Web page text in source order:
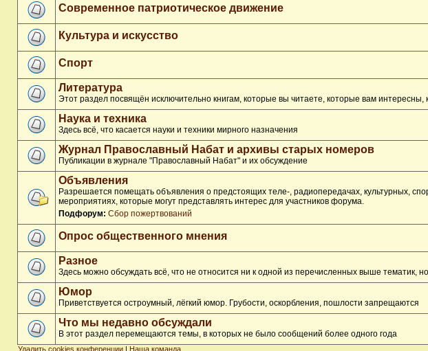
Современное патриотическое движение
Культура и искусство
Спорт
Литература
Этот раздел посвящён исключительно книгам, которые вы читаете, которые вам
Наука и техника
Здесь всё, что касается науки и техники мирного назначения
Журнал Православный Набат и архивы старых номеров
Публикации в журнале "Православный Набат" и их обсуждение
Объявления
Разрешается помещать объявления о предстоящих теле-, радиопередачах, культурных,
мероприятиях, которые могут представлять интерес для участников форума.
Подфорум: Сбор пожертвований
Опрос общественного мнения
Разное
Здесь можно обсуждать всё, что не относится ни к одной из перечисленных выше тематик,
Юмор
Приветствуется остроумный, лёгкий юмор. Грубости, оскорбления, пошлости запрещаются
Что мы недавно обсуждали
В этот раздел перемещаются темы, в которых не было сообщений более одного года
Удалить cookies конференции | Наша команда